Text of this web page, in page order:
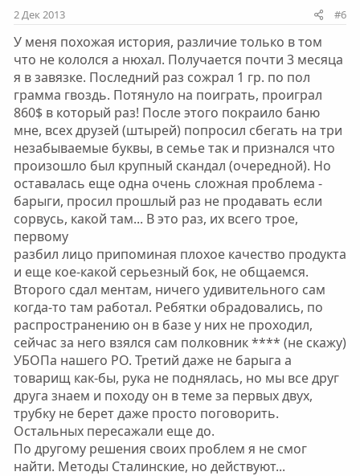
2 Дек 2013 #6
У меня похожая история, различие только в том
что не кололся а нюхал. Получается почти 3 месяца
я в завязке. Последний раз сожрал 1 гр. по пол
грамма гвоздь. Потянуло на поиграть, проиграл
860$ в который раз! После этого покраило баню
мне, всех друзей (штырей) попросил сбегать на три
незабываемые буквы, в семье так и признался что
произошло был крупный скандал (очередной). Но
оставалась еще одна очень сложная проблема -
барыги, просил прошлый раз не продавать если
сорвусь, какой там... В это раз, их всего трое,
первому
разбил лицо припоминая плохое качество продукта
и еще кое-какой серьезный бок, не общаемся.
Второго сдал ментам, ничего удивительного сам
когда-то там работал. Ребятки обрадовались, по
распространению он в базе у них не проходил,
сейчас за него взялся сам полковник **** (не скажу)
УБОПа нашего РО. Третий даже не барыга а
товарищ как-бы, рука не поднялась, но мы все друг
друга знаем и походу он в теме за первых двух,
трубку не берет даже просто поговорить.
Остальных пересажали еще до.
По другому решения своих проблем я не смог
найти. Методы Сталинские, но действуют...